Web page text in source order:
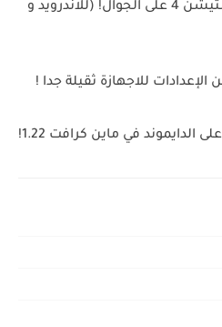
طريقة تشغيل يد بلايستيشن 4 على الجوال! (للاندرويد و
للاجهازة ثقيلة جدا !
في ماين كرافت 1.22!